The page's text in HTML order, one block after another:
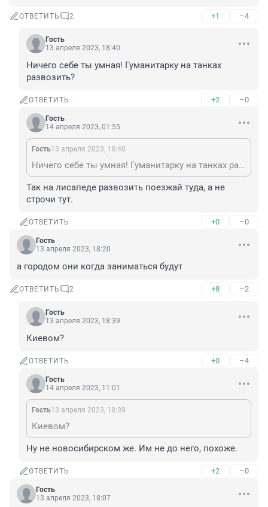
ОТВЕТИТЬ 2 +1 –4
Гость
13 апреля 2023, 18:40
Ничего себе ты умная! Гуманитарку на танках
развозить?
ОТВЕТИТЬ +2 –0
Гость
14 апреля 2023, 01:55
Гость13 апреля 2023, 18:40
Ничего себе ты умная! Гуманитарку на танках развозить?
Так на лисапеде развозить поезжай туда, а не
строчи тут.
ОТВЕТИТЬ +0 –0
Гость
13 апреля 2023, 18:20
а городом они когда заниматься будут
ОТВЕТИТЬ 2 +8 –2
Гость
13 апреля 2023, 18:39
Киевом?
ОТВЕТИТЬ +0 –4
Гость
14 апреля 2023, 11:01
Гость13 апреля 2023, 18:39
Киевом?
Ну не новосибирском же. Им не до него, похоже.
ОТВЕТИТЬ +2 –0
Гость
13 апреля 2023, 18:07